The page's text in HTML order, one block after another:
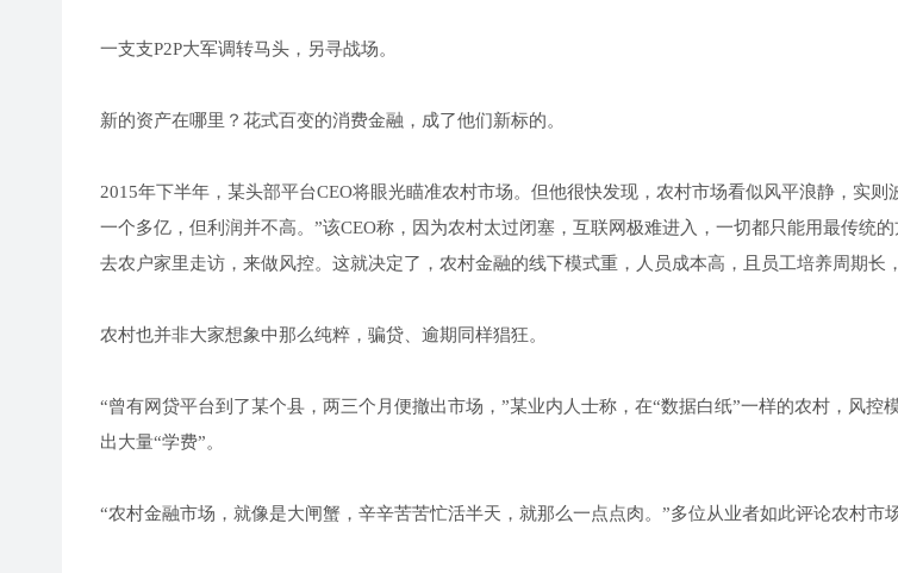
一支支P2P大军调转马头，另寻战场。
新的资产在哪里？花式百变的消费金融，成了他们新标的。
2015年下半年，某头部平台CEO将眼光瞄准农村市场。但他很快发现，农村市场看似风平浪静，实则
一个多亿，但利润并不高。”该CEO称，因为农村太过闭塞，互联网极难进入，一切都只能用最传统
去农户家里走访，来做风控。这就决定了，农村金融的线下模式重，人员成本高，且员工培养周期长
农村也并非大家想象中那么纯粹，骗贷、逾期同样猖狂。
“曾有网贷平台到了某个县，两三个月便撤出市场，”某业内人士称，在“数据白纸”一样的农村，风控
出大量“学费”。
“农村金融市场，就像是大闸蟹，辛辛苦苦忙活半天，就那么一点点肉。”多位从业者如此评论农村市场